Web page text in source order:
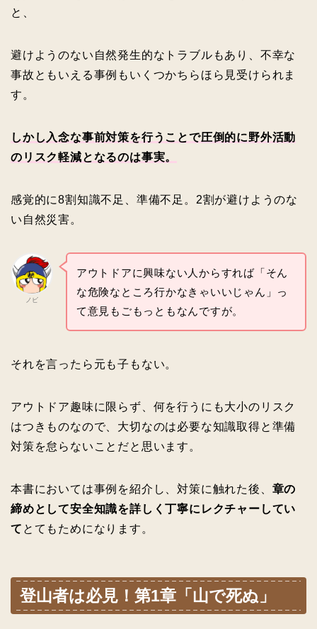
と、
避けようのない自然発生的なトラブルもあり、不幸な
事故ともいえる事例もいくつかちらほら見受けられま
す。
しかし入念な事前対策を行うことで圧倒的に野外活動
のリスク軽減となるのは事実。
感覚的に8割知識不足、準備不足。2割が避けようのな
い自然災害。
ノビ
アウトドアに興味ない人からすれば「そん
な危険なところ行かなきゃいいじゃん」っ
て意見もごもっともなんですが。
それを言ったら元も子もない。
アウトドア趣味に限らず、何を行うにも大小のリスク
はつきものなので、大切なのは必要な知識取得と準備
対策を怠らないことだと思います。
本書においては事例を紹介し、対策に触れた後、 章の
締めとして安全知識を詳しく丁寧にレクチャーしてい
て とてもためになります。
登山者は必見！第1章「山で死ぬ」